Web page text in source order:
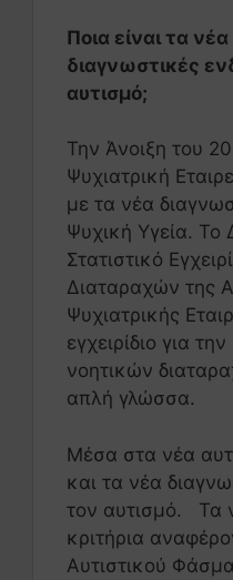
Ποια είναι τα
διαγνωστικές
αυτισμό;
Την Άνοιξη του
Ψυχιατρική
με τα νέα
Ψυχική Υγεία. Το
Στατιστικό
Διαταραχών της
Ψυχιατρικής
εγχειρίδιο για
νοητικών
απλή γλώσσα.
Μέσα στα νέα
και τα νέα
τον αυτισμό. Τα
κριτήρια
Αυτιστικού